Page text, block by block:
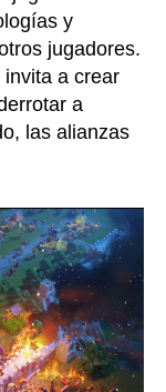
y
jugadores.
a crear
a
las alianzas